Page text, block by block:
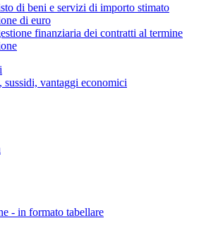
di beni e servizi di importo stimato
di euro
finanziaria dei contratti al termine
vantaggi economici
- in formato tabellare